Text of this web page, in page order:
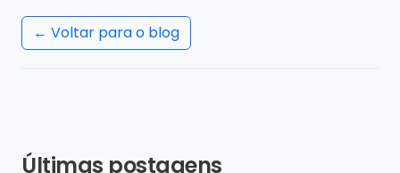
← Voltar para o blog
Últimas postagens